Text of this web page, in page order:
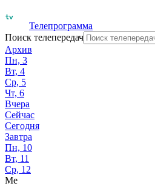
Телепрограмма
Поиск телепередач
Архив
Пн, 3
Вт, 4
Ср, 5
Чт, 6
Вчера
Сейчас
Сегодня
Завтра
Пн, 10
Вт, 11
Ср, 12
Me